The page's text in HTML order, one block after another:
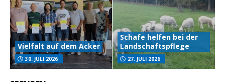
Vielfalt auf dem Acker
30. JULI 2026
Schafe helfen bei der
Landschaftspflege
27. JULI 2026